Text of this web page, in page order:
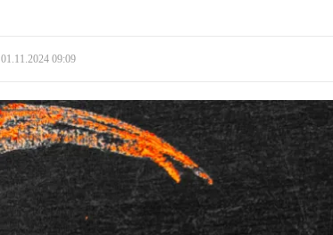
01.11.2024 09:09